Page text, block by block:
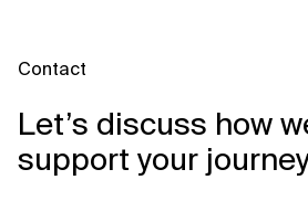
Contact
Let’s discuss how
support your